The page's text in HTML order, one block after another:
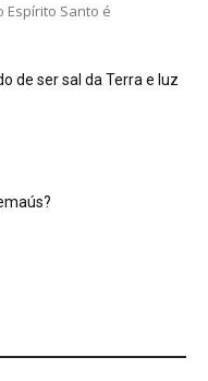
Espírito Santo é
de ser sal da Terra e luz